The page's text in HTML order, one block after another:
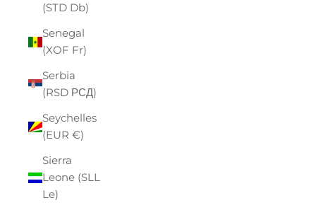
(STD Db)
Senegal
(XOF Fr)
Serbia
(RSD РСД)
Seychelles
(EUR €)
Sierra
Leone (SLL
Le)